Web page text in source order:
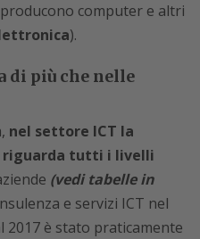
computer e altri
).
di più che nelle
nel settore ICT la
riguarda tutti i livelli
(vedi tabelle in
e servizi ICT nel
2017 è stato praticamente